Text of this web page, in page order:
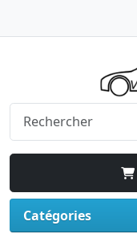
Catégories